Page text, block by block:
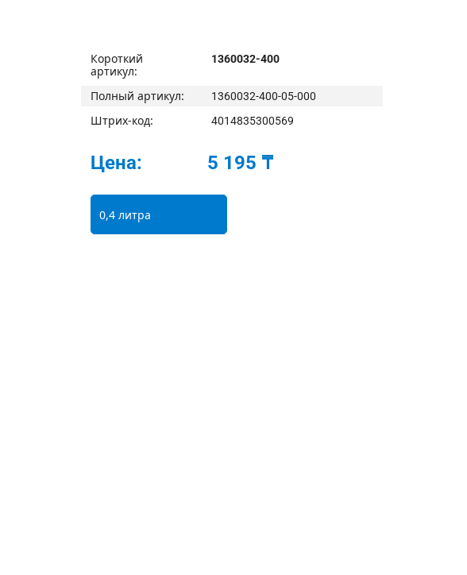
Короткий
артикул:
1360032-400
Полный артикул: 1360032-400-05-000
Штрих-код: 4014835300569
Цена: 5 195 ₸
0,4 литра